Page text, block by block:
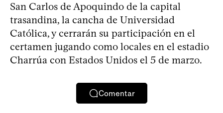
San Carlos de Apoquindo de la capital
trasandina, la cancha de Universidad
Católica, y cerrarán su participación en el
certamen jugando como locales en el estadio
Charrúa con Estados Unidos el 5 de marzo.
Comentar